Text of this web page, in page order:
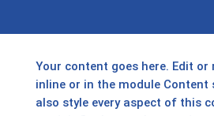
Your content goes here. Edit or
inline or in the module Content
also style every aspect of this